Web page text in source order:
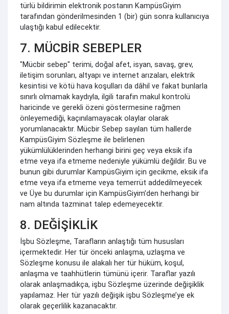
türlü bildirimin elektronik postanın KampüsGiyim
tarafından gönderilmesinden 1 (bir) gün sonra kullanıcıya
ulaştığı kabul edilecektir.
7. MÜCBİR SEBEPLER
"Mücbir sebep" terimi, doğal afet, isyan, savaş, grev,
iletişim sorunları, altyapı ve internet arızaları, elektrik
kesintisi ve kötü hava koşulları da dâhil ve fakat bunlarla
sınırlı olmamak kaydıyla, ilgili tarafın makul kontrolü
haricinde ve gerekli özeni göstermesine rağmen
önleyemediği, kaçınılamayacak olaylar olarak
yorumlanacaktır. Mücbir Sebep sayılan tüm hallerde
KampüsGiyim Sözleşme ile belirlenen
yükümlülüklerinden herhangi birini geç veya eksik ifa
etme veya ifa etmeme nedeniyle yükümlü değildir. Bu ve
bunun gibi durumlar KampüsGiyim için gecikme, eksik ifa
etme veya ifa etmeme veya temerrüt addedilmeyecek
ve Üye bu durumlar için KampüsGiyim’den herhangi bir
nam altında tazminat talep edemeyecektir.
8. DEĞİŞİKLİK
İşbu Sözleşme, Tarafların anlaştığı tüm hususları
içermektedir. Her tür önceki anlaşma, uzlaşma ve
Sözleşme konusu ile alakalı her tür hüküm, koşul,
anlaşma ve taahhütlerin tümünü içerir. Taraflar yazılı
olarak anlaşmadıkça, işbu Sözleşme üzerinde değişiklik
yapılamaz. Her tür yazılı değişik işbu Sözleşme’ye ek
olarak geçerlilik kazanacaktır.